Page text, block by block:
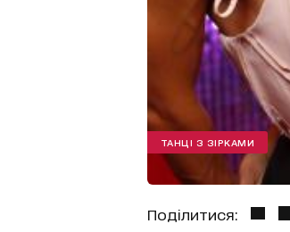
ТАНЦІ З ЗІРКАМИ
Поділитися: